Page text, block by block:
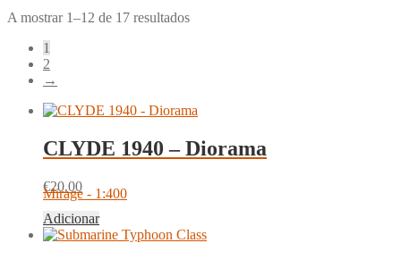
A mostrar 1–12 de 17 resultadosOrdenado
1
2
→
CLYDE 1940 – Diorama
€20.00
Mirage - 1:400
Adicionar